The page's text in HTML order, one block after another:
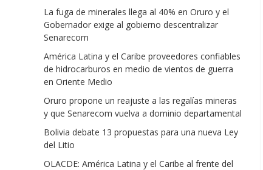
La fuga de minerales llega al 40% en Oruro y el
Gobernador exige al gobierno descentralizar
Senarecom
América Latina y el Caribe proveedores confiables
de hidrocarburos en medio de vientos de guerra
en Oriente Medio
Oruro propone un reajuste a las regalías mineras
y que Senarecom vuelva a dominio departamental
Bolivia debate 13 propuestas para una nueva Ley
del Litio
OLACDE: América Latina y el Caribe al frente del